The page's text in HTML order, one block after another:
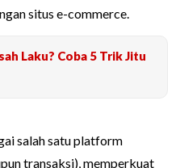
situs e-commerce.
Laku? Coba 5 Trik Jitu
salah satu platform
transaksi), memperkuat